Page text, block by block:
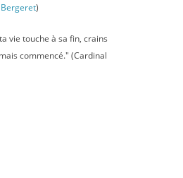
Bergeret)
vie touche à sa fin, crains
commencé." (Cardinal